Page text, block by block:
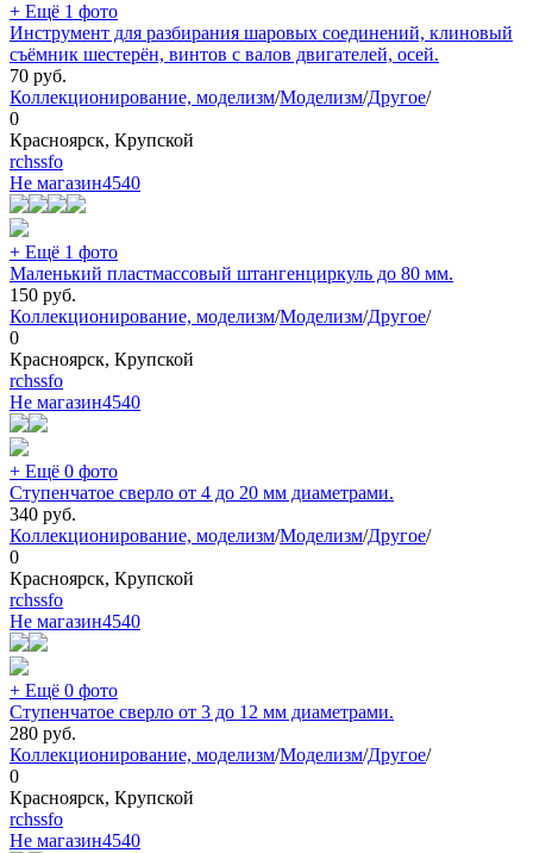
+ Ещё 1 фото
Инструмент для разбирания шаровых соединений, клиновый
съёмник шестерён, винтов с валов двигателей, осей.
70 руб.
Коллекционирование, моделизм/Моделизм/Другое/
0
Красноярск, Крупской
rchssfo
Не магазин4540
+ Ещё 1 фото
Маленький пластмассовый штангенциркуль до 80 мм.
150 руб.
Коллекционирование, моделизм/Моделизм/Другое/
0
Красноярск, Крупской
rchssfo
Не магазин4540
+ Ещё 0 фото
Ступенчатое сверло от 4 до 20 мм диаметрами.
340 руб.
Коллекционирование, моделизм/Моделизм/Другое/
0
Красноярск, Крупской
rchssfo
Не магазин4540
+ Ещё 0 фото
Ступенчатое сверло от 3 до 12 мм диаметрами.
280 руб.
Коллекционирование, моделизм/Моделизм/Другое/
0
Красноярск, Крупской
rchssfo
Не магазин4540